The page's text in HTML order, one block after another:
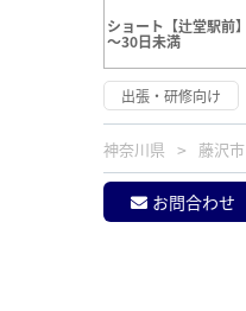
ショート【辻堂駅前】
～30日未満
出張・研修向け
神奈川県 藤沢市
お問合わせ